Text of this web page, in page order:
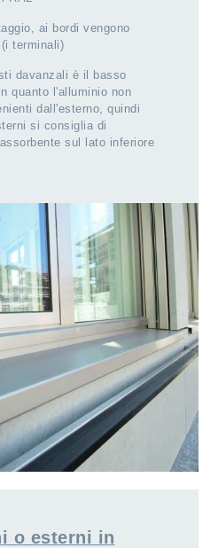
ai bordi vengono
terminali)
davanzali è il basso
quanto l'alluminio non
dall'esterno, quindi
si consiglia di
sul lato inferiore
o esterni in